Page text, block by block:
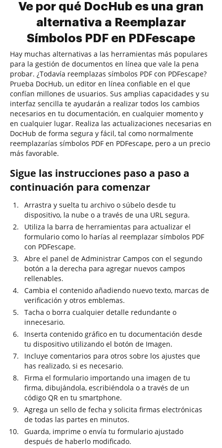
Ve por qué DocHub es una gran
alternativa a Reemplazar
Símbolos PDF en PDFescape
Hay muchas alternativas a las herramientas más populares
para la gestión de documentos en línea que vale la pena
probar. ¿Todavía reemplazas símbolos PDF con PDFescape?
Prueba DocHub, un editor en línea confiable en el que
confían millones de usuarios. Sus amplias capacidades y su
interfaz sencilla te ayudarán a realizar todos los cambios
necesarios en tu documentación, en cualquier momento y
en cualquier lugar. Realiza las actualizaciones necesarias en
DocHub de forma segura y fácil, tal como normalmente
reemplazarías símbolos PDF en PDFescape, pero a un precio
más favorable.
Sigue las instrucciones paso a paso a
continuación para comenzar
Arrastra y suelta tu archivo o súbelo desde tu
dispositivo, la nube o a través de una URL segura.
Utiliza la barra de herramientas para actualizar el
formulario como lo harías al reemplazar símbolos PDF
con PDFescape.
Abre el panel de Administrar Campos con el segundo
botón a la derecha para agregar nuevos campos
rellenables.
Cambia el contenido añadiendo nuevo texto, marcas de
verificación y otros emblemas.
Tacha o borra cualquier detalle redundante o
innecesario.
Inserta contenido gráfico en tu documentación desde
tu dispositivo utilizando el botón de Imagen.
Incluye comentarios para otros sobre los ajustes que
has realizado, si es necesario.
Firma el formulario importando una imagen de tu
firma, dibujándola, escribiéndola o a través de un
código QR en tu smartphone.
Agrega un sello de fecha y solicita firmas electrónicas
de todas las partes en minutos.
Guarda, imprime o envía tu formulario ajustado
después de haberlo modificado.